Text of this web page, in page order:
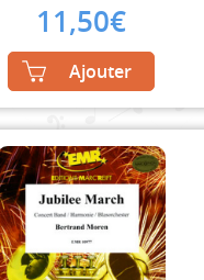
11,50€
Ajouter